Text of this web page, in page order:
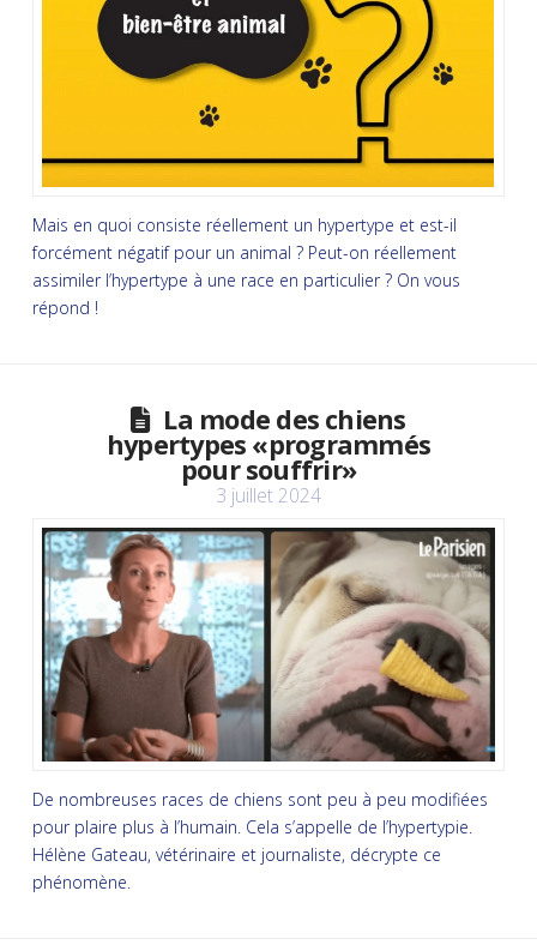
Mais en quoi consiste réellement un hypertype et est-il
forcément négatif pour un animal ? Peut-on réellement
assimiler l’hypertype à une race en particulier ? On vous
répond !
La mode des chiens
hypertypes «programmés
pour souffrir»
3 juillet 2024
De nombreuses races de chiens sont peu à peu modifiées
pour plaire plus à l’humain. Cela s’appelle de l’hypertypie.
Hélène Gateau, vétérinaire et journaliste, décrypte ce
phénomène.